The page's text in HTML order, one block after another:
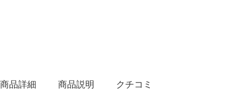
商品詳細 商品説明 クチコミ